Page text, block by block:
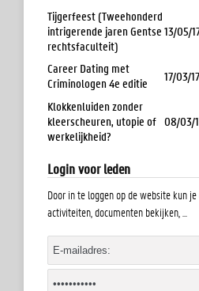
Tijgerfeest (Tweehonderd
intrigerende jaren Gentse
rechtsfaculteit)
13/05/
Career Dating met
Criminologen 4e editie
17/03/17
Klokkenluiden zonder
kleerscheuren, utopie of
werkelijkheid?
08/03/
Login voor leden
Door in te loggen op de website kun
activiteiten, documenten bekijken, ...